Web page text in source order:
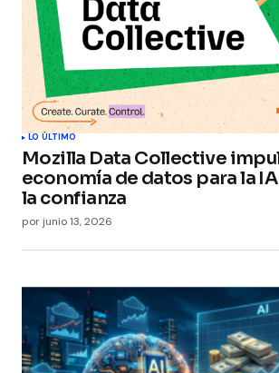
LO ÚLTIMO
Mozilla Data Collective
economía de datos para la
la confianza
por junio 13, 2026